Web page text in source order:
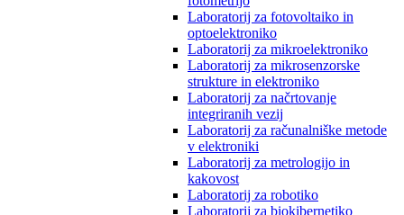
Laboratorij za fotovoltaiko in
optoelektroniko
Laboratorij za mikroelektroniko
Laboratorij za mikrosenzorske
strukture in elektroniko
Laboratorij za načrtovanje
integriranih vezij
Laboratorij za računalniške metode
v elektroniki
Laboratorij za metrologijo in
kakovost
Laboratorij za robotiko
Laboratorij za biokibernetiko